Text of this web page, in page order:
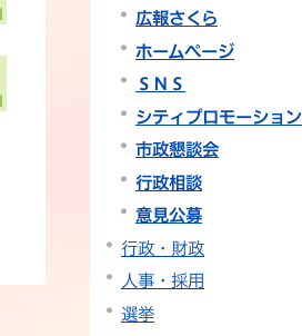
広報さくら
ホームページ
ＳＮＳ
シティプロモーション
市政懇談会
行政相談
意見公募
行政・財政
人事・採用
選挙